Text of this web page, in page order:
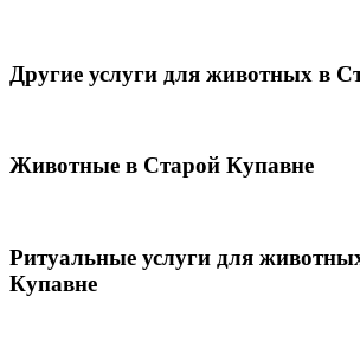
Другие услуги для животных в
Животные в Старой Купавне
Ритуальные услуги для
Купавне